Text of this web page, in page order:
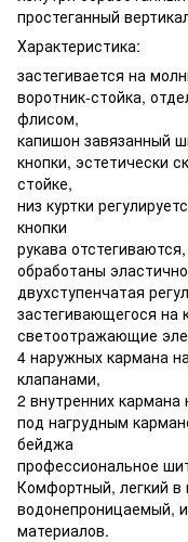
простеганный
Характеристика:
застегивается на
воротник-стойка,
флисом,
капишон завязанный
кнопки, эстетически
стойке,
низ куртки
кнопки
рукава
обработаны
двухступенчатая
застегивающегося на
светоотражающие
4 наружных кармана
клапанами,
2 внутренних кармана
под нагрудным
бейджа
профессиональное
Комфортный, легкий в
водонепроницаемый,
материалов.